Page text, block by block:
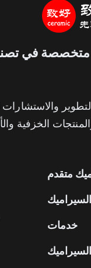
في
والاستشارات
الخزفية
متقدم
خدمات